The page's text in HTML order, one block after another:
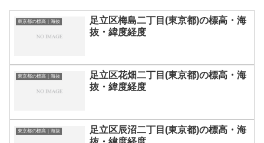
東京都の標高｜海抜
足立区梅島二丁目(東京都)の標高・海
抜・緯度経度
東京都の標高｜海抜
足立区花畑二丁目(東京都)の標高・海
抜・緯度経度
東京都の標高｜海抜
足立区辰沼二丁目(東京都)の標高・海